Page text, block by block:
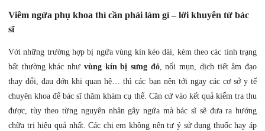
Viêm ngứa phụ khoa thì cần phải làm gì – lời khuyên từ bác
sĩ
Với những trường hợp bị ngứa vùng kín kéo dài, kèm theo các tình trạng
bất thường khác như vùng kín bị sưng đỏ, nổi mụn, dịch tiết âm đạo
thay đổi, đau đớn khi quan hệ… thì các bạn nên tới ngay các cơ sở y tế
chuyên khoa để bác sĩ thăm khám cụ thể. Căn cứ vào kết quả kiểm tra thu
được, tùy theo từng nguyên nhân gây ngứa mà bác sĩ sẽ đưa ra hướng
chữa trị hiệu quả nhất. Các chị em không nên tự ý sử dụng thuốc hay áp